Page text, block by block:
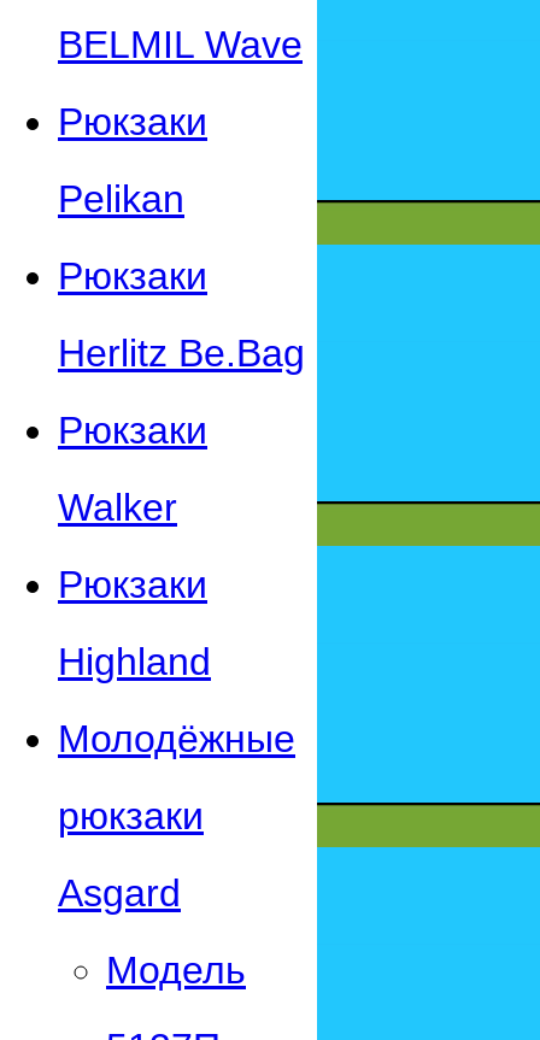
BELMIL Wave
Рюкзаки
Pelikan
Рюкзаки
Herlitz Be.Bag
Рюкзаки
Walker
Рюкзаки
Highland
Молодёжные
рюкзаки
Asgard
Модель